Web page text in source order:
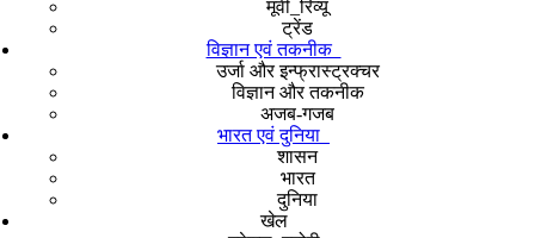
मूवी_रिव्यू
ट्रेंड
विज्ञान एवं तकनीक
उर्जा और इन्फ्रास्ट्रक्चर
विज्ञान और तकनीक
अजब-गजब
भारत एवं दुनिया
शासन
भारत
दुनिया
खेल